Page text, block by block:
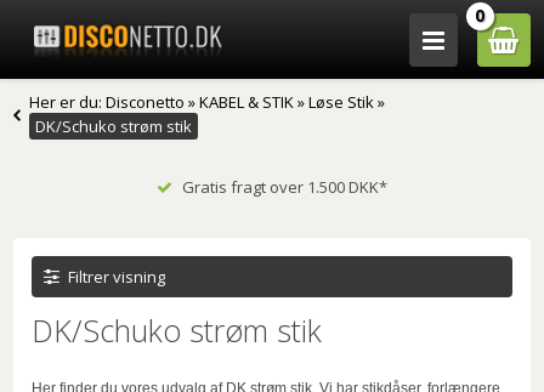
0
Her er du:Disconetto »KABEL & STIK»Løse Stik»
DK/Schuko strøm stik
Gratis fragt over 1.500 DKK*
Filtrer visning
DK/Schuko strøm stik